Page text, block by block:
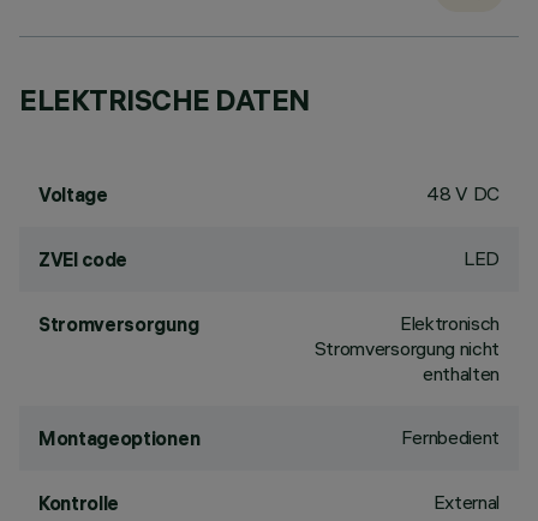
ELEKTRISCHE DATEN
Voltage 48 V DC
ZVEI code LED
Stromversorgung
Elektronisch
Stromversorgung nicht
enthalten
Montageoptionen Fernbedient
Kontrolle External